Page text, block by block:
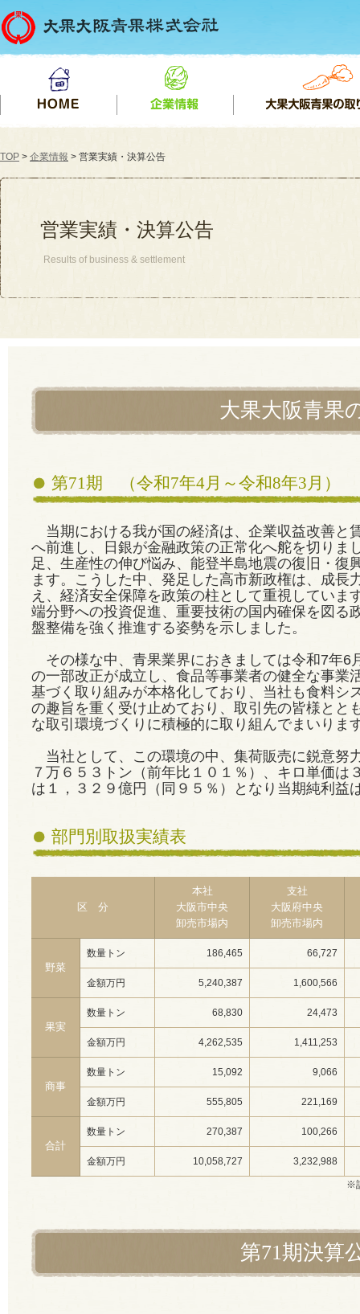
TOP > 企業情報 > 営業実績・決算公告
営業実績・決算公告
Results of business & settlement
大果大阪青果
第71期 （令和7年4月～令和8年3月）
当期における我が国の経済は、企業収益改善と
へ前進し、日銀が金融政策の正常化へ舵を切りま
足、生産性の伸び悩み、能登半島地震の復旧・復
ます。こうした中、発足した高市新政権は、成長
え、経済安全保障を政策の柱として重視していま
端分野への投資促進、重要技術の国内確保を図る
盤整備を強く推進する姿勢を示しました。
その様な中、青果業界におきましては令和7年6
の一部改正が成立し、食品等事業者の健全な事業
基づく取り組みが本格化しており、当社も食料シ
の趣旨を重く受け止めており、取引先の皆様とと
な取引環境づくりに積極的に取り組んでまいりま
当社として、この環境の中、集荷販売に鋭意努
７万６５３トン（前年比１０１％）、キロ単価は
は１，３２９億円（同９５％）となり当期純利益
部門別取扱実績表
区 分
本社
大阪市中央
卸売市場内
支社
大阪府中央
卸売市場内
野菜
数量トン 186,465 66,727
金額万円 5,240,387 1,600,566
果実
数量トン 68,830 24,473
金額万円 4,262,535 1,411,253
商事
数量トン 15,092 9,066
金額万円 555,805 221,169
合計
数量トン 270,387 100,266
金額万円 10,058,727 3,232,988
※
第71期決算